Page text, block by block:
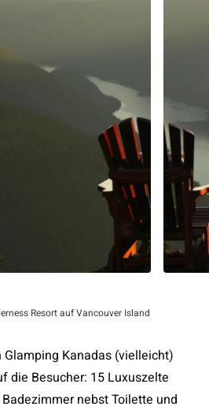
Resort auf Vancouver Island
Kanadas (vielleicht)
die Besucher: 15 Luxuszelte
nebst Toilette und